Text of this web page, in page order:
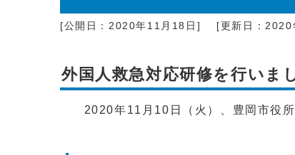
[公開日：2020年11月18日] [更新日：
外国人救急対応研修を行いま
2020年11月10日（火）、豊岡市役所